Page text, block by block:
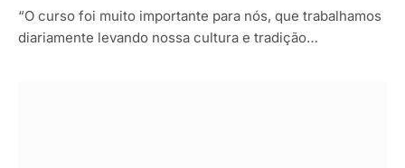
“O curso foi muito importante para nós, que trabalhamos
diariamente levando nossa cultura e tradição…